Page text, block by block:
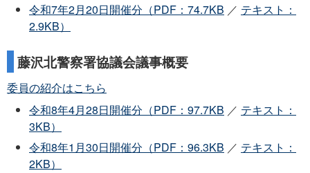
令和7年2月20日開催分（PDF：74.7KB ／ テキスト：
2.9KB）
藤沢北警察署協議会議事概要
委員の紹介はこちら
令和8年4月28日開催分（PDF：97.7KB ／ テキスト：
3KB）
令和8年1月30日開催分（PDF：96.3KB ／ テキスト：
2KB）